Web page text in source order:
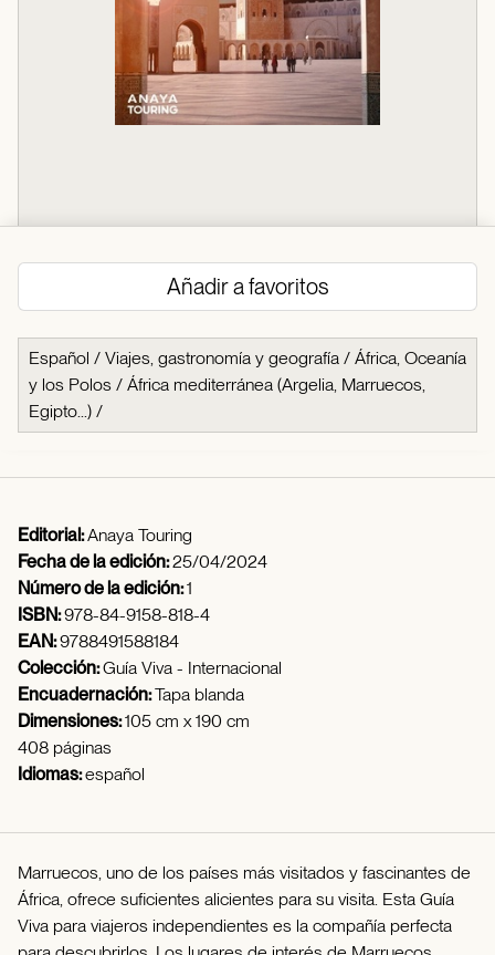
Añadir a favoritos
Español / Viajes, gastronomía y geografía / África, Oceanía
y los Polos / África mediterránea (Argelia, Marruecos,
Egipto...) /
Editorial:Anaya Touring
Fecha de la edición:25/04/2024
Número de la edición:1
ISBN:978-84-9158-818-4
EAN:9788491588184
Colección:Guía Viva - Internacional
Encuadernación:Tapa blanda
Dimensiones:105 cm x 190 cm
408 páginas
Idiomas:español
Marruecos, uno de los países más visitados y fascinantes de
África, ofrece suficientes alicientes para su visita. Esta Guía
Viva para viajeros independientes es la compañía perfecta